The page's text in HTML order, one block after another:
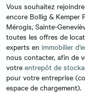
Vous souhaitez
encore Bollig & Kemper
Mérogis, Sainte-
toutes les offres de
experts en immobilier
nous contacter, afin de
votre entrepôt de
pour votre entreprise
espace de chargement).